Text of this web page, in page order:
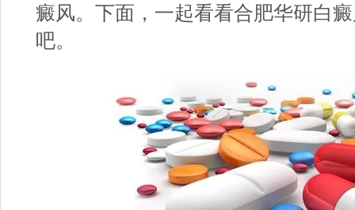
癜风。下面，一起看看合肥华研白
吧。